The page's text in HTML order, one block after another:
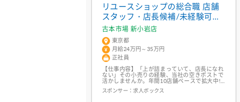
リユースショップの総合職 店舗
スタッフ・店長候補/未経験可・
研修充実/残業少なめ/住宅手当・
社宅制度
古本市場 新小岩店
東京都
月給24万円～35万円
正社員
【仕事内容】「上が詰まっていて、店長になれ
ない」その小売りの経験、当社の空きポストで
活かしませんか。年間10店舗ペースで拡大中!
独自の店長育成プログラムがあるから、未経験
から最短半年で店長へ!現場で必死に接客スキ
スポンサー：求人ボックス